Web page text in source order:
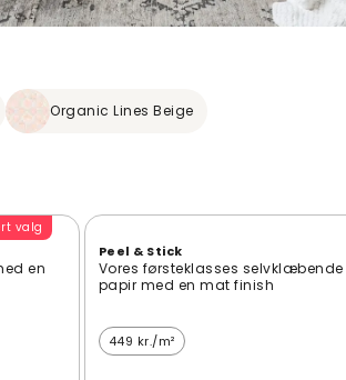
Organic Lines Beige
valg
en
Peel & Stick
Vores førsteklasses selvklæbende
papir med en mat finish
449 kr./m²